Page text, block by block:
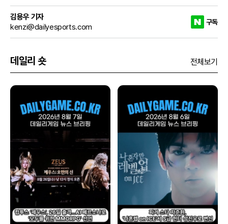
김용우 기자
kenzi@dailyesports.com
구독
데일리 숏 전체보기